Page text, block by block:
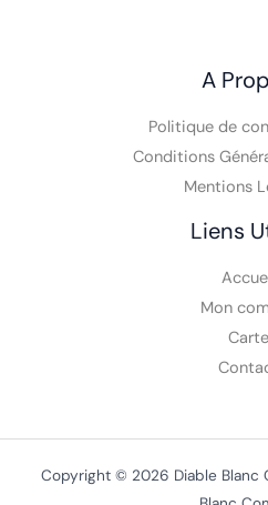
A
Politique de
Conditions
Mentions
Liens
Mon
Carte
Copyright © 2026 Diable Blanc